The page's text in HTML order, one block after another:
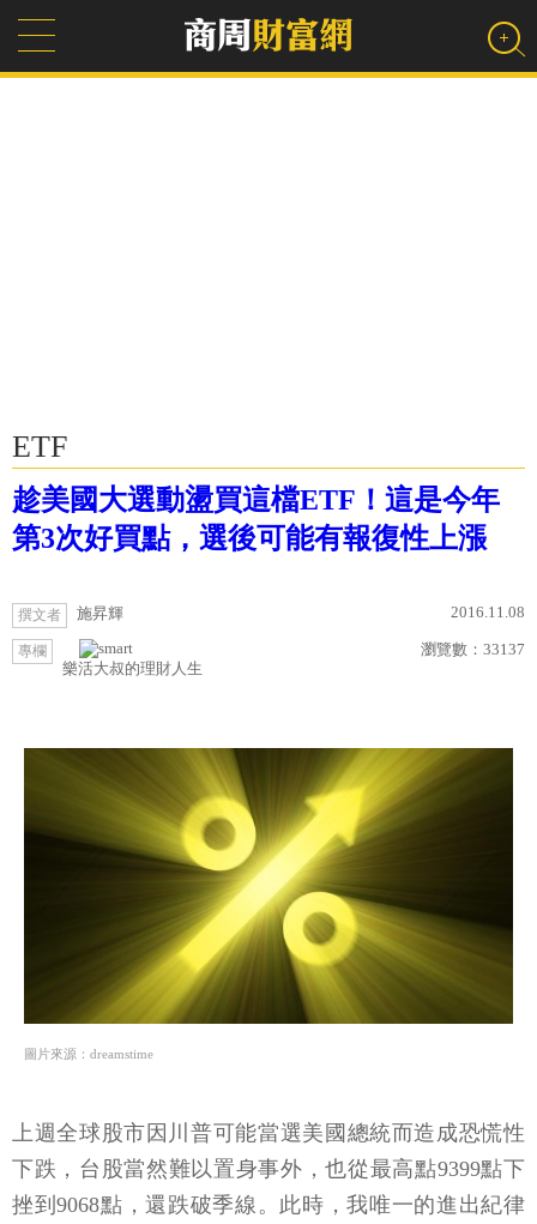
ETF
趁美國大選動盪買這檔ETF！這是今年
第3次好買點，選後可能有報復性上漲
撰文者 施昇輝 2016.11.08
專欄
樂活大叔的理財人生
瀏覽數： 33137
圖片來源：dreamstime
上週全球股市因川普可能當選美國總統而造成恐慌性
下跌，台股當然難以置身事外，也從最高點9399點下
挫到9068點，還跌破季線。此時，我唯一的進出紀律